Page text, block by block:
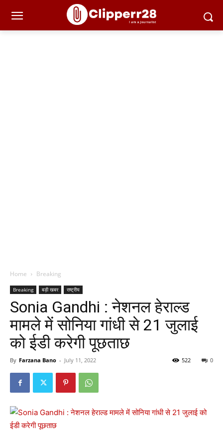
Home Breaking
Breaking बड़ी खबर राष्ट्रीय
Sonia Gandhi : नेशनल हेराल्ड
मामले में सोनिया गांधी से 21 जुलाई
को ईडी करेगी पूछताछ
By Farzana Bano - July 11, 2022 0
522